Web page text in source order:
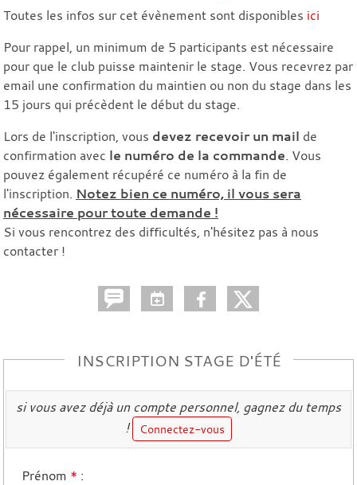
Toutes les infos sur cet évènement sont disponibles ici
Pour rappel, un minimum de 5 participants est nécessaire
pour que le club puisse maintenir le stage. Vous recevrez par
email une confirmation du maintien ou non du stage dans les
15 jours qui précèdent le début du stage.
Lors de l'inscription, vous devez recevoir un mail de
confirmation avec le numéro de la commande. Vous
pouvez également récupéré ce numéro à la fin de
l'inscription. Notez bien ce numéro, il vous sera
nécessaire pour toute demande !
Si vous rencontrez des difficultés, n'hésitez pas à nous
contacter !
INSCRIPTION STAGE D'ÉTÉ
si vous avez déjà un compte personnel, gagnez du temps
!
Connectez-vous
Prénom * :